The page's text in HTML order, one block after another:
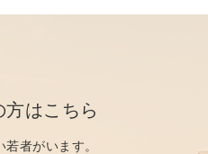
はこちら
者がいます。